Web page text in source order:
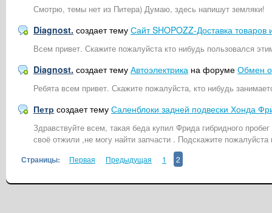
Смотрю, темы нет из Питера) Думаю, здесь напишут земляки!
Diagnost. создает тему Сайт SHOPOZZ-Доставка товаров
Всем привет. Скажите пожалуйста кто нибудь пользовался
Diagnost. создает тему Автоэлектрика на форуме Обмен
Ребята всем привет. Скажите пожалуйста, кто нибудь
Петр создает тему Саленблоки задней подвески Хонда
Здравствуйте всем, такая беда купил Фрида гибридного
своё отжили ,не могу найти запчасти . Подскажите пожалуйста
Страницы: Первая Предыдущая 1 2